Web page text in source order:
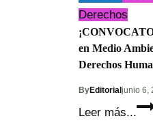
Derechos
en Medio
Derechos
ByEditorialjunio 6,
Leer más...